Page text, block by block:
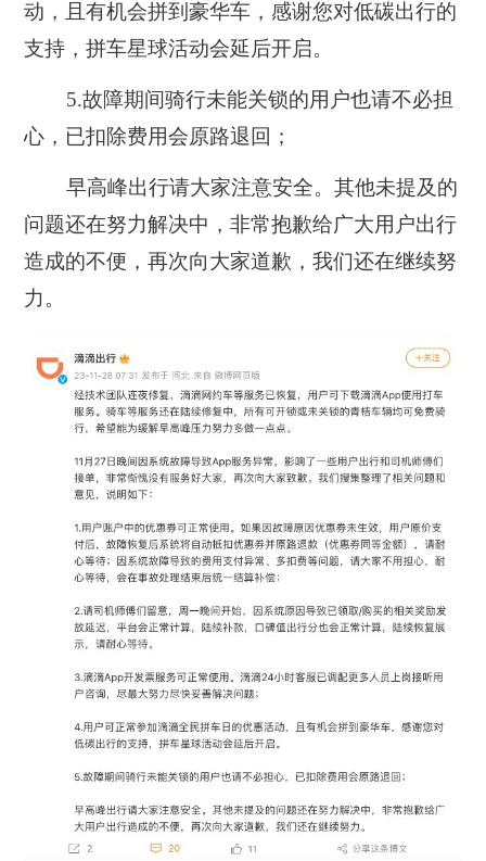
动，且有机会拼到豪华车，感谢您对低碳出行的
支持，拼车星球活动会延后开启。
5.故障期间骑行未能关锁的用户也请不必担
心，已扣除费用会原路退回；
早高峰出行请大家注意安全。其他未提及的
问题还在努力解决中，非常抱歉给广大用户出行
造成的不便，再次向大家道歉，我们还在继续努
力。